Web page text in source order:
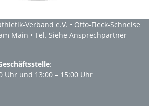
Verband e.V. • Otto-Fleck-Schneise
Main • Tel. Siehe Ansprechpartner
:
Uhr und 13:00 – 15:00 Uhr